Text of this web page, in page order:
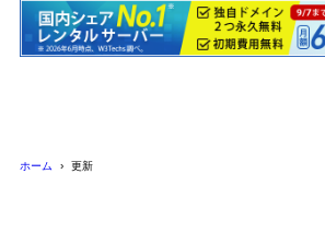
ホーム 更新